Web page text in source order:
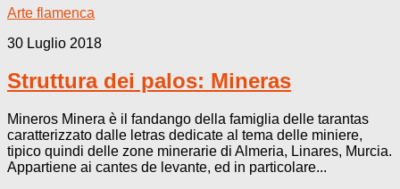
Arte flamenca
30 Luglio 2018
Struttura dei palos: Mineras
Mineros Minera è il fandango della famiglia delle tarantas
caratterizzato dalle letras dedicate al tema delle miniere,
tipico quindi delle zone minerarie di Almeria, Linares, Murcia.
Appartiene ai cantes de levante, ed in particolare...